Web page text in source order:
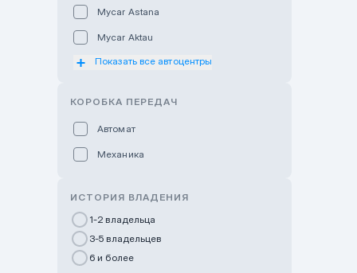
Mycar Astana
Mycar Aktau
Mycar Uralsk
GWM Nurly Zhol
Chery Astana
Показать все автоцентры
КОРОБКА ПЕРЕДАЧ
Автомат
Механика
ИСТОРИЯ ВЛАДЕНИЯ
1-2 владельца
3-5 владельцев
6 и более